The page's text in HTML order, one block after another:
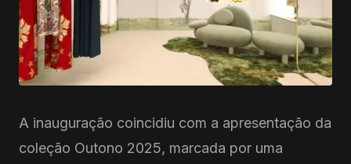
A inauguração coincidiu com a apresentação da
coleção Outono 2025, marcada por uma